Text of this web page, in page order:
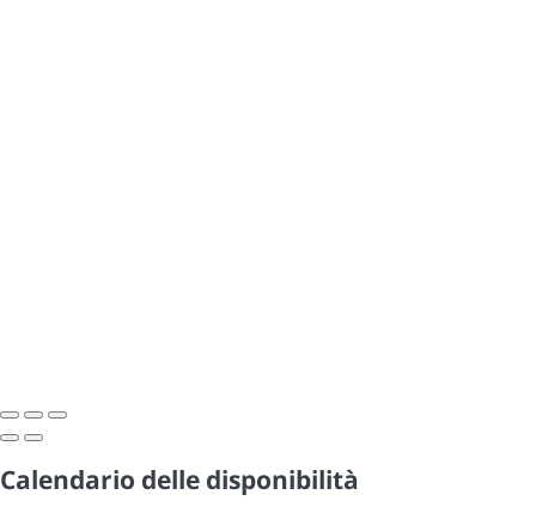
Calendario delle disponibilità